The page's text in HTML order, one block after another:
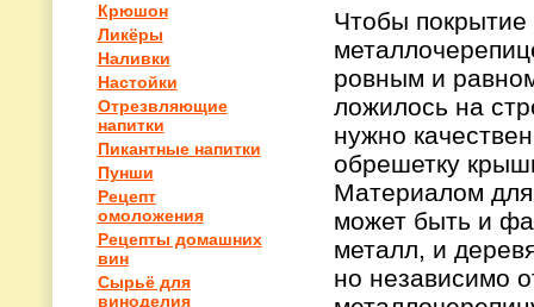
Крюшон
Ликёры
Наливки
Настойки
Отрезвляющие
напитки
Пикантные напитки
Пунши
Рецепт
омоложения
Рецепты домашних
вин
Сырьё для
виноделия
Чтобы покрытие
ровным и
ложилось на
нужно
обрешетку
Материалом
может быть и
металл, и
но независимо